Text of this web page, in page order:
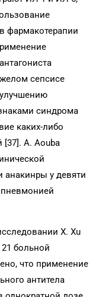
фармакотерапии
сепсисе
синдрома
каких-либо
A. Aouba
анакинры у девяти
X. Xu
больной
что применение
антитела